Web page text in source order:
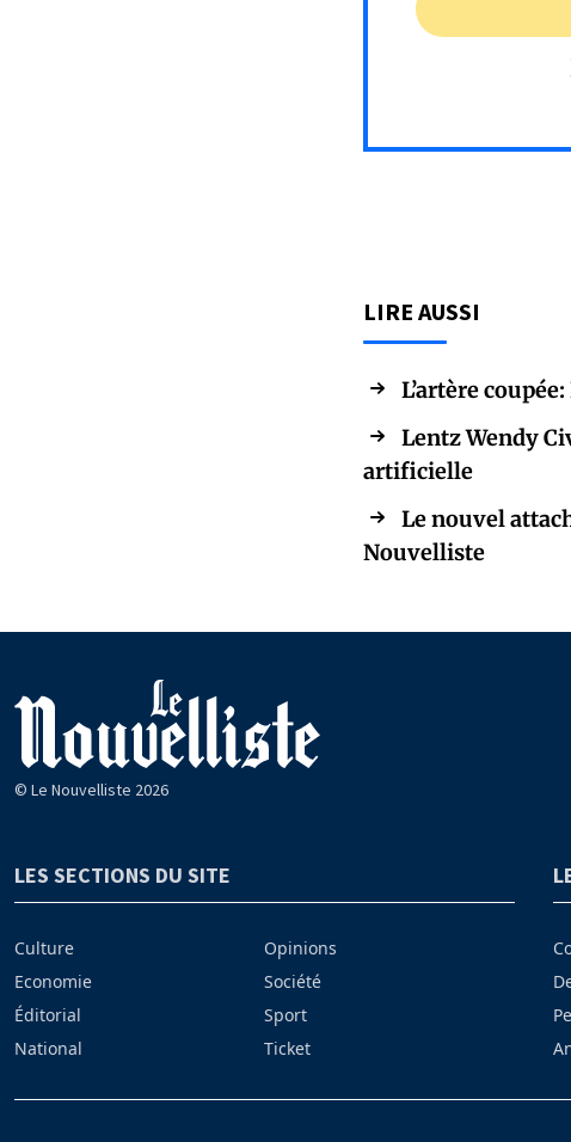
LIRE AUSSI
L’artère
Lentz Wendy
artificielle
Le nouvel
Nouvelliste
© Le Nouvelliste 2026
LES SECTIONS DU SITE
Culture
Economie
Éditorial
National
Opinions
Société
Sport
Ticket